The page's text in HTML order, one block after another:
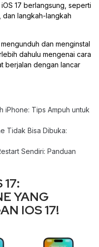
17 berlangsung, seperti
langkah-langkah
dan menginstal
dahulu mengenai cara
berjalan dengan lancar
iPhone: Tips Ampuh untuk
Tidak Bisa Dibuka:
Sendiri: Panduan
17:
YANG
IOS 17!